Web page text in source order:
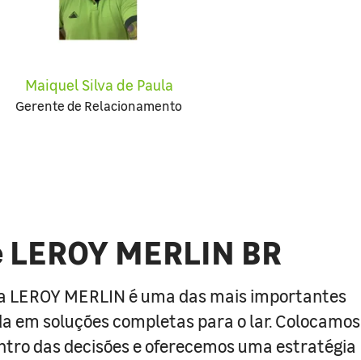
Maiquel Silva de Paula
Gerente de Relacionamento
MERLIN BR
LEROY MERLIN é uma das mais importantes
em soluções completas para o lar. Colocamos
das decisões e oferecemos uma estratégia